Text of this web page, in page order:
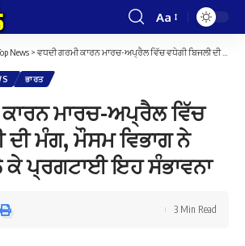
Font
Resizer
Aa
News > ਵਧਦੀ ਗਰਮੀ ਕਾਰਨ ਮਾਰਚ-ਅਪ੍ਰੈਲ ਵਿੱਚ ਵਧੇਗੀ ਬਿਜਲੀ ਦੀ ਮੰਗ, ਮੌਸਮ ਵਿਭਾਗ ਨੇ ਤਾਪਮਾਨ ਨੂੰ ਲੈ ਕੇ ਪ੍ਰਗਟਾਈ ਇਹ ਸੰਭਾਵਨਾ
ਭਾਰਤ
ਮਾਰਚ-ਅਪ੍ਰੈਲ ਵਿੱਚ
ਦੀ ਮੰਗ, ਮੌਸਮ ਵਿਭਾਗ ਨੇ
ਕੇ ਪ੍ਰਗਟਾਈ ਇਹ ਸੰਭਾਵਨਾ
3 Min Read